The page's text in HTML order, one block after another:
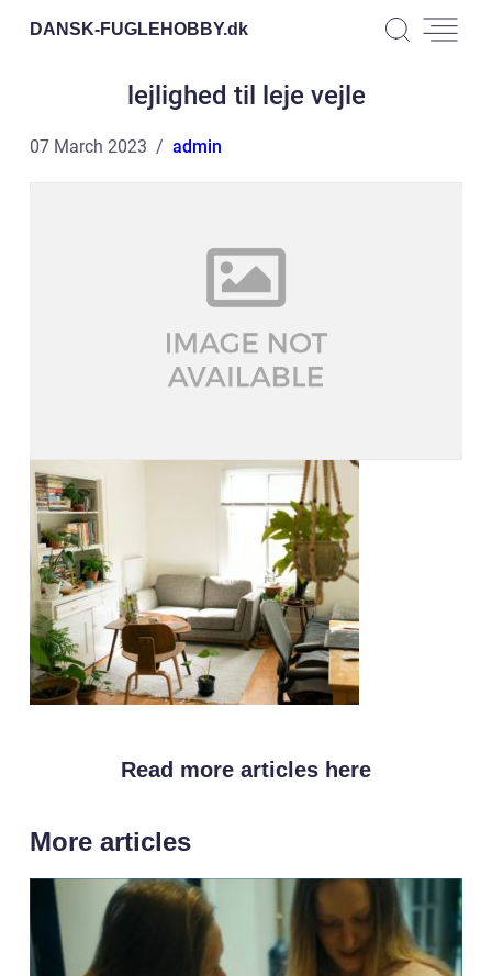
DANSK-FUGLEHOBBY.dk
lejlighed til leje vejle
07 March 2023 admin
Read more articles here
More articles